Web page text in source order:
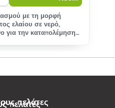
με τη μορφή
ελαίου σε νερό,
για την καταπολέμηση
πελάτες